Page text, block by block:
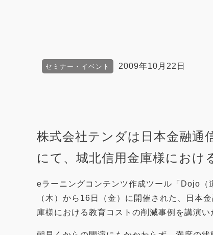
セミナー・イベント 2009年10月22日
株式会社テンダは日本金融通
にて、城北信用金庫様におけ
eラーニングコンテンツ作成ツール「Dojo
（木）から16日（金）に開催された、日
庫様における教育コストの削減事例を講演い